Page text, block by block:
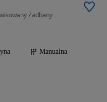
Zadbany
Manualna